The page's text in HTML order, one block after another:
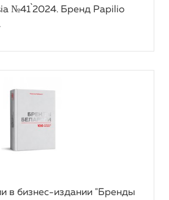
№41`2024. Бренд Papilio
в бизнес-издании "Бренды